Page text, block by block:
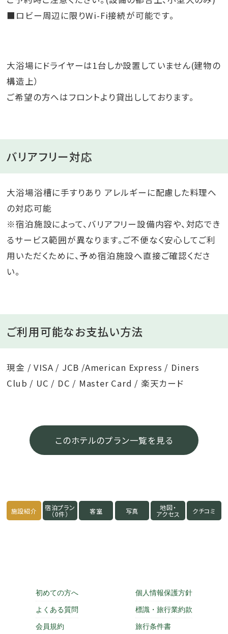
■ロビー周辺に限りWi-Fi接続が可能です。
大浴場にドライヤーは1台しか設置していません(建物の
構造上）
ご希望の方へはフロントより貸出ししております。
バリアフリー対応
大浴場浴槽に手すりあり アレルギーに配慮した料理へ
の対応可能
※宿泊施設によって、バリアフリー設備内容や、対応でき
るサービス範囲が異なります。ご不便なく安心してご利
用いただくために、予め宿泊施設へ直接ご確認くださ
い。
ご利用可能なお支払い方法
現金 / VISA / JCB /American Express / Diners
Club / UC / DC / Master Card / 楽天カード
このホテルのプラン一覧を見る
施設紹介 宿泊プラン
（0件） 客室 写真 地図・
アクセス クチコミ
初めての方へ
よくある質問
会員規約
個人情報保護方針
標識・旅行業約款
旅行条件書